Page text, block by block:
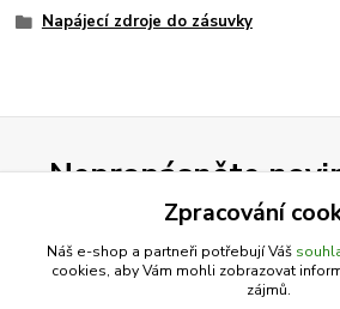
Napájecí zdroje do zásuvky
Nepropásněte
slevy!
Zpracování
Náš e-shop a partneři potřebují Váš
cookies, aby Vám mohli zobrazovat
zájmů.